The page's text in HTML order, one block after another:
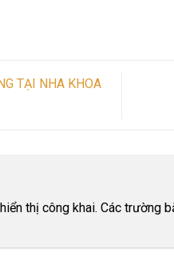
TẠI NHA KHOA
thị công khai. Các trường